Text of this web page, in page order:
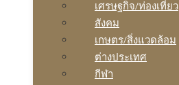
เศรษฐกิจ/ท่องเที่ยว
สังคม
เกษตร/สิ่งแวดล้อม
ต่างประเทศ
กีฬา